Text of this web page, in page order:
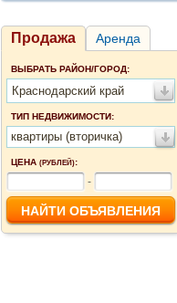
Продажа Аренда
ВЫБРАТЬ РАЙОН/ГОРОД:
Краснодарский край
ТИП НЕДВИЖИМОСТИ:
квартиры (вторичка)
ЦЕНА (РУБЛЕЙ):
-